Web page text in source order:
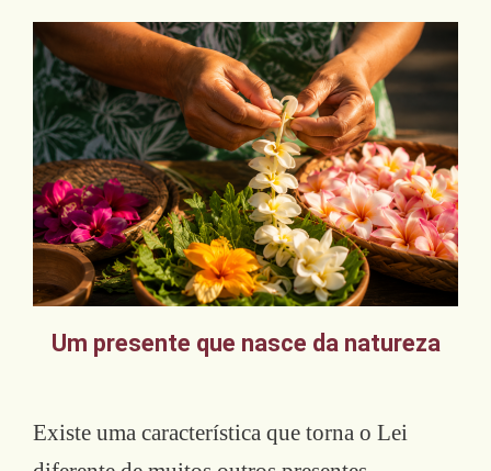
Um presente que nasce da natureza
Existe uma característica que torna o Lei